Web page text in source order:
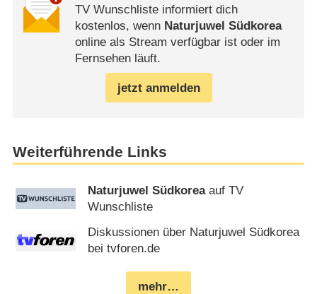
TV Wunschliste informiert dich
kostenlos, wenn Naturjuwel Südkorea
online als Stream verfügbar ist oder im
Fernsehen läuft.
jetzt anmelden
Weiterführende Links
Naturjuwel Südkoreaauf TV
Wunschliste
Diskussionen über Naturjuwel Südkorea
bei tvforen.de
mehr…